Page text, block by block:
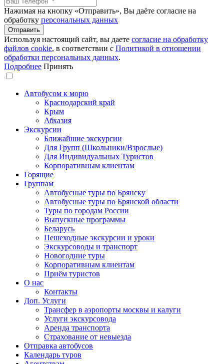
Нажимая на кнопку «Отправить», Вы даёте согласие на
обработку персональных данных
Используя настоящий сайт, вы даете согласие на обработку
файлов сookie, в соответствии с Политикой в отношении
обработки персональных данных.
Подробнее Принять
Автобусом к морю
Краснодарский край
Крым
Абхазия
Экскурсии
Ближайшие экскурсии
Для Групп (Школьники/Взрослые)
Для Индивидуальных Туристов
Корпоративным клиентам
Горящие
Группам
Автобусные туры по Брянску
Автобусные туры по Брянской области
Туры по городам России
Выпускные программы
Беларусь
Пешеходные экскурсии и уроки
Экскурсоводы и транспорт
Новогодние туры
Корпоративным клиентам
Приём туристов
О нас
Контакты
Доп. Услуги
Трансфер в аэропорты москвы и калуги
Услуги экскурсовода
Аренда транспорта
Страхование от невыезда
Отправка автобусов
Календарь туров